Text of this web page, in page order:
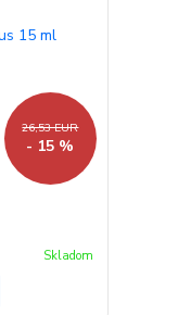
26,53 EUR
- 15 %
Skladom